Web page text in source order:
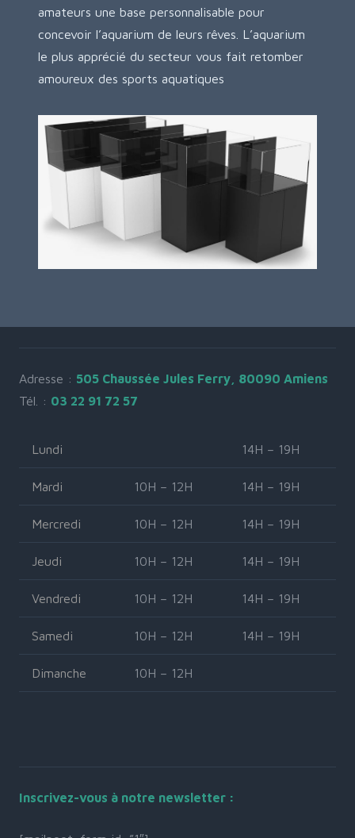
amateurs une base personnalisable pour
concevoir l’aquarium de leurs rêves. L’aquarium
le plus apprécié du secteur vous fait retomber
amoureux des sports aquatiques
Adresse : 505 Chaussée Jules Ferry, 80090 Amiens
Tél. : 03 22 91 72 57
Lundi 14H – 19H
Mardi 10H – 12H 14H – 19H
Mercredi 10H – 12H 14H – 19H
Jeudi 10H – 12H 14H – 19H
Vendredi 10H – 12H 14H – 19H
Samedi 10H – 12H 14H – 19H
Dimanche 10H – 12H
Inscrivez-vous à notre newsletter :